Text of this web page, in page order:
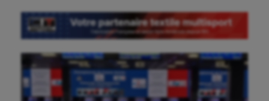
Athlétisme
Aviron
Balle à la main